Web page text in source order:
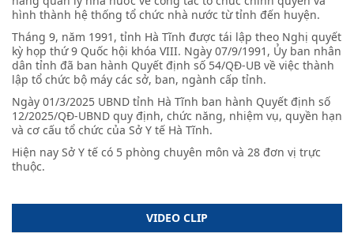
hình thành hệ thống tổ chức nhà nước từ tỉnh đến huyện.
Tháng 9, năm 1991, tỉnh Hà Tĩnh được tái lập theo Nghị quyết
kỳ họp thứ 9 Quốc hội khóa VIII. Ngày 07/9/1991, Ủy ban nhân
dân tỉnh đã ban hành Quyết định số 54/QĐ-UB về việc thành
lập tổ chức bộ máy các sở, ban, ngành cấp tỉnh.
Ngày 01/3/2025 UBND tỉnh Hà Tĩnh ban hành Quyết định số
12/2025/QĐ-UBND quy định, chức năng, nhiệm vụ, quyền hạn
và cơ cấu tổ chức của Sở Y tế Hà Tĩnh.
Hiện nay Sở Y tế có 5 phòng chuyên môn và 28 đơn vị trực
thuộc.
VIDEO CLIP